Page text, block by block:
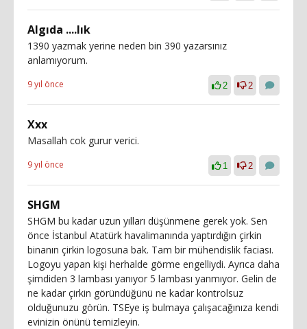
Algıda ....lık
1390 yazmak yerine neden bin 390 yazarsınız
anlamıyorum.
9 yıl önce 2 2
Xxx
Masallah cok gurur verici.
9 yıl önce 1 2
SHGM
SHGM bu kadar uzun yılları düşünmene gerek yok. Sen
önce İstanbul Atatürk havalimanında yaptırdığın çirkin
binanın çirkin logosuna bak. Tam bir mühendislik faciası.
Logoyu yapan kişi herhalde görme engelliydi. Ayrıca daha
şimdiden 3 lambası yanıyor 5 lambası yanmıyor. Gelin de
ne kadar çirkin göründüğünü ne kadar kontrolsuz
olduğunuzu görün. TSEye iş bulmaya çalışacağınıza kendi
evinizin önünü temizleyin.